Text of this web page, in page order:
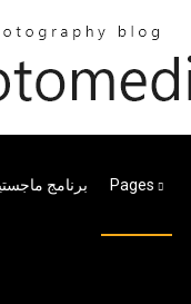
برنامج Pages